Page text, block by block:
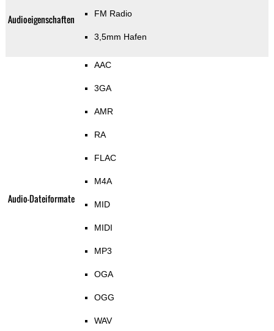
Audioeigenschaften FM Radio
3,5mm Hafen
Audio-Dateiformate
AAC
3GA
AMR
RA
FLAC
M4A
MID
MIDI
MP3
OGA
OGG
WAV